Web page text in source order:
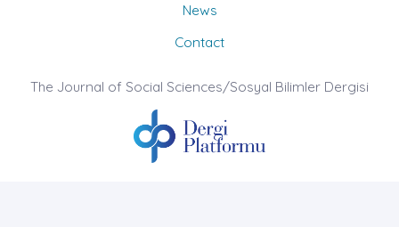
News
Contact
The Journal of Social Sciences/Sosyal Bilimler Dergisi